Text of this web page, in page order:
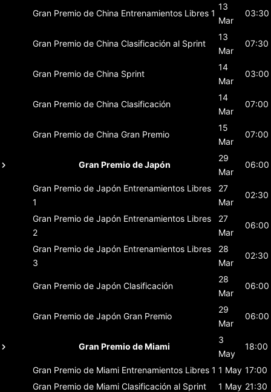
Gran Premio de China Entrenamientos Libres 1
13
Mar
03:30
Gran Premio de China Clasificación al Sprint
13
Mar
07:30
Gran Premio de China Sprint
14
Mar
03:00
Gran Premio de China Clasificación
14
Mar
07:00
Gran Premio de China Gran Premio
15
Mar
07:00
Gran Premio de Japón
29
Mar
06:00
Gran Premio de Japón Entrenamientos Libres
1
27
Mar
02:30
Gran Premio de Japón Entrenamientos Libres
2
27
Mar
06:00
Gran Premio de Japón Entrenamientos Libres
3
28
Mar
02:30
Gran Premio de Japón Clasificación
28
Mar
06:00
Gran Premio de Japón Gran Premio
29
Mar
06:00
Gran Premio de Miami
3
May
18:00
Gran Premio de Miami Entrenamientos Libres 1 1 May 17:00
Gran Premio de Miami Clasificación al Sprint 1 May 21:30